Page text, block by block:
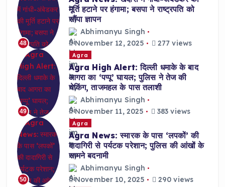
48
मूर्ति हटाने पर हंगामा; बसपा ने राष्ट्रपति को
सौंपा ज्ञापन
Abhimanyu Singh
November 12, 2025
277 views
49
Agra
Agra High Alert: दिल्ली धमाके के बाद
आगरा का ‘पप्पू’ घायल; पुलिस ने तेज की
चेकिंग, ताजमहल के पास तलाशी
Abhimanyu Singh
November 11, 2025
383 views
50
Agra
Agra News: स्मारक के पास ‘लपकों’ की
दादागिरी से पर्यटक परेशान; पुलिस की आंखों के
सामने बदनामी
Abhimanyu Singh
November 10, 2025
290 views